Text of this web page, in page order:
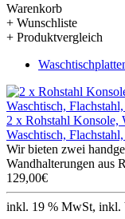
Warenkorb
+ Wunschliste
+ Produktvergleich
2 x Rohstahl Konsole,
Waschtisch,
Wir bieten zwei
Wandhalterungen aus
129,00€
inkl. 19 % MwSt, inkl.